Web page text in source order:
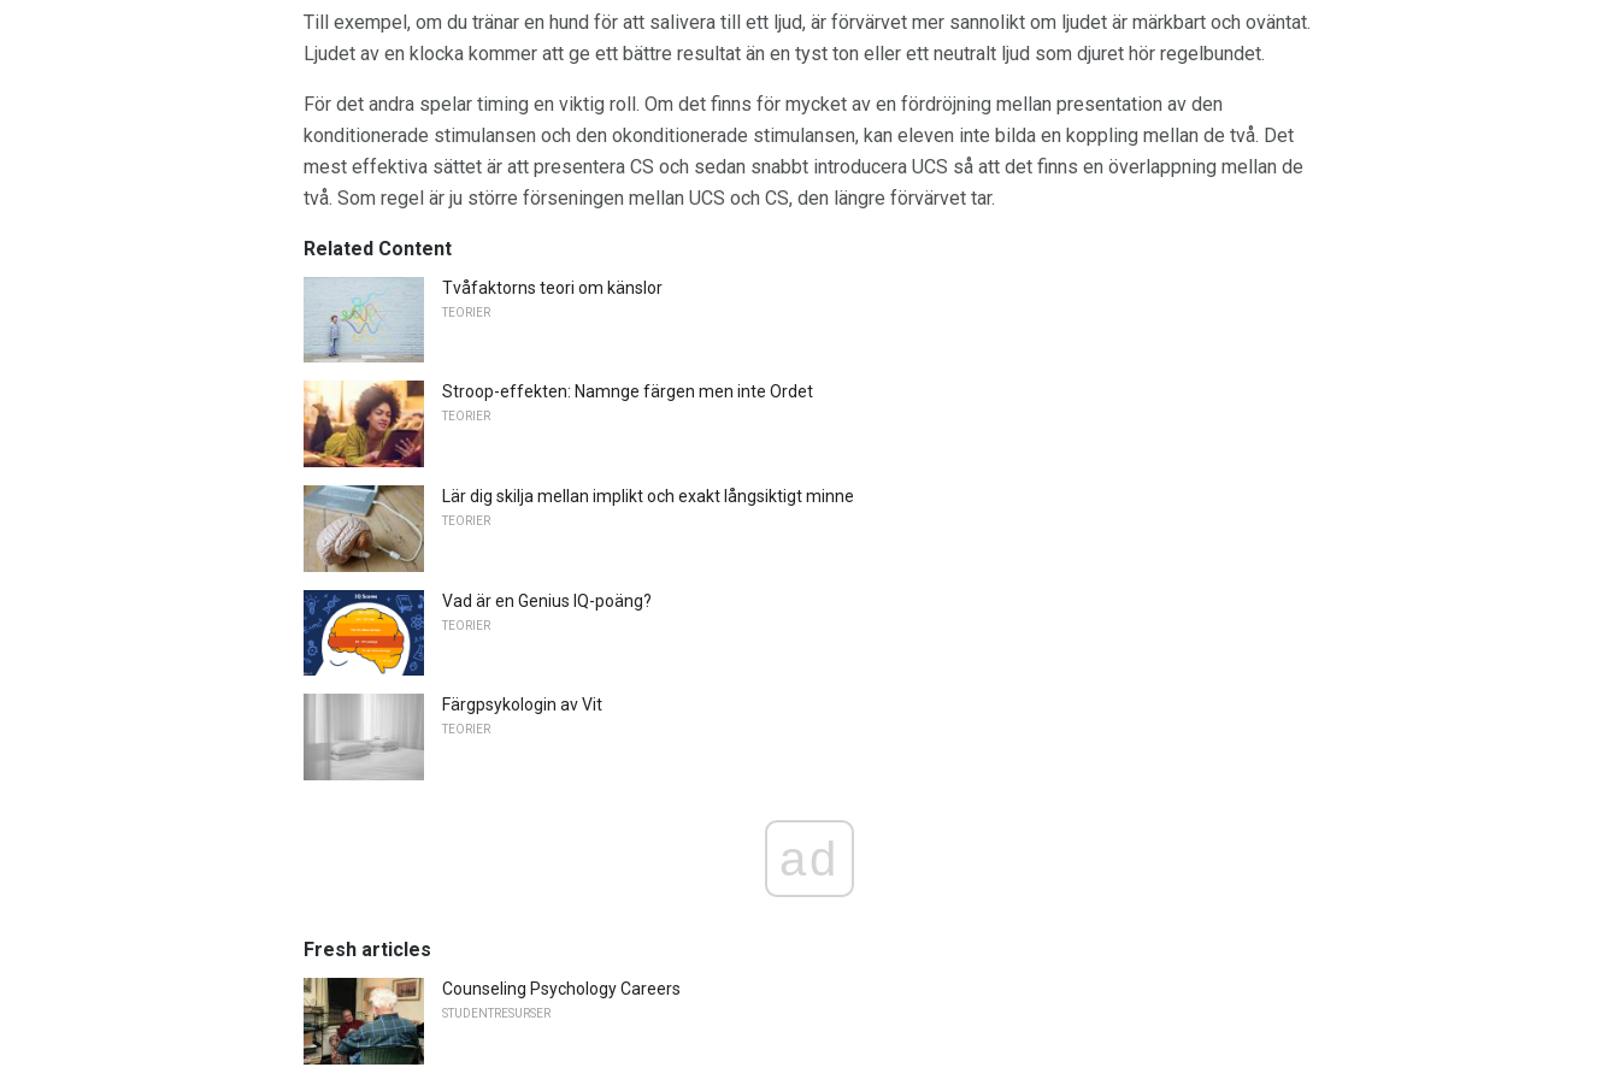
Till exempel, om du tränar en hund för att salivera till ett ljud, är förvärvet mer sannolikt om ljudet är märkbart och oväntat.
Ljudet av en klocka kommer att ge ett bättre resultat än en tyst ton eller ett neutralt ljud som djuret hör regelbundet.
För det andra spelar timing en viktig roll. Om det finns för mycket av en fördröjning mellan presentation av den
konditionerade stimulansen och den okonditionerade stimulansen, kan eleven inte bilda en koppling mellan de två. Det
mest effektiva sättet är att presentera CS och sedan snabbt introducera UCS så att det finns en överlappning mellan de
två. Som regel är ju större förseningen mellan UCS och CS, den längre förvärvet tar.
Related Content
Tvåfaktorns teori om känslor
TEORIER
Stroop-effekten: Namnge färgen men inte Ordet
TEORIER
Lär dig skilja mellan implikt och exakt långsiktigt minne
TEORIER
Vad är en Genius IQ-poäng?
TEORIER
Färgpsykologin av Vit
TEORIER
ad
Fresh articles
Counseling Psychology Careers
STUDENTRESURSER